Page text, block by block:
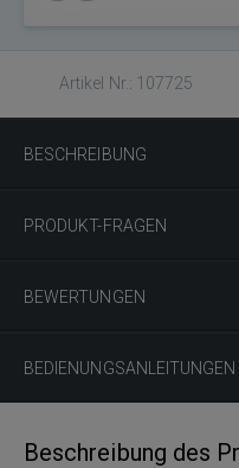
Artikel Nr.: 107725
BESCHREIBUNG
PRODUKT-FRAGEN
BEWERTUNGEN
BEDIENUNGSANLEITUNGEN
Beschreibung des